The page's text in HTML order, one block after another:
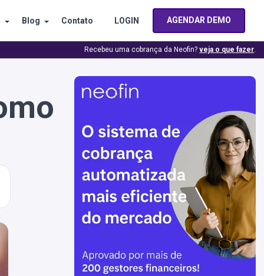
Blog Contato LOGIN AGENDAR DEMO
Recebeu uma cobrança da Neofin?veja o que fazer.